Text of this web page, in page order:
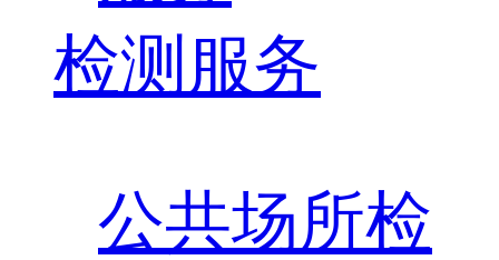
检测服务
公共场所检